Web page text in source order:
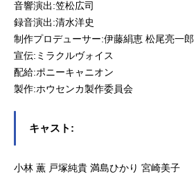
音響演出:笠松広司
録音演出:清水洋史
制作プロデューサー:伊藤絹恵 松尾亮一郎
宣伝:ミラクルヴォイス
配給:ポニーキャニオン
製作:ホウセンカ製作委員会
キャスト:
小林 薫 戸塚純貴 満島ひかり 宮崎美子